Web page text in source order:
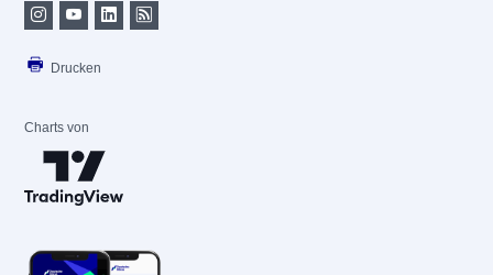
Drucken
Charts von